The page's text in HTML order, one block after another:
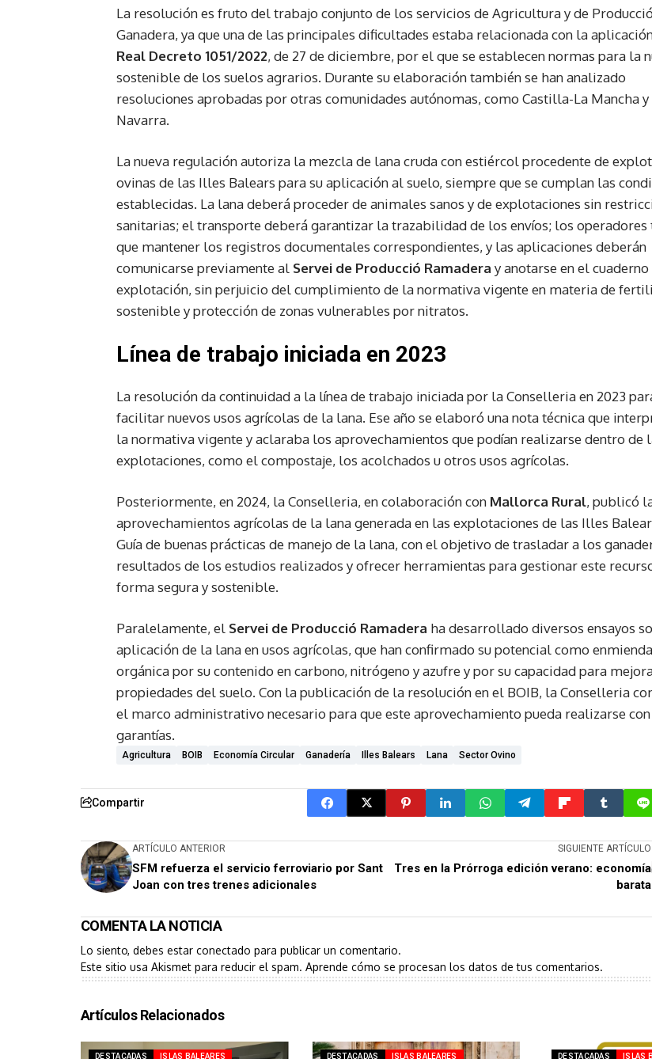
La resolución es fruto del trabajo conjunto de los servicios de Agricultura y de
Ganadera, ya que una de las principales dificultades estaba relacionada con la
Real Decreto 1051/2022, de 27 de diciembre, por el que se establecen normas para la
sostenible de los suelos agrarios. Durante su elaboración también se han analizado
resoluciones aprobadas por otras comunidades autónomas, como Castilla-La Mancha y
Navarra.
La nueva regulación autoriza la mezcla de lana cruda con estiércol procedente de
ovinas de las Illes Balears para su aplicación al suelo, siempre que se cumplan las
establecidas. La lana deberá proceder de animales sanos y de explotaciones sin
sanitarias; el transporte deberá garantizar la trazabilidad de los envíos; los operadores
que mantener los registros documentales correspondientes, y las aplicaciones deberán
comunicarse previamente al Servei de Producció Ramadera y anotarse en el cuaderno
explotación, sin perjuicio del cumplimiento de la normativa vigente en materia de
sostenible y protección de zonas vulnerables por nitratos.
Línea de trabajo iniciada en 2023
La resolución da continuidad a la línea de trabajo iniciada por la Conselleria en 2023
facilitar nuevos usos agrícolas de la lana. Ese año se elaboró una nota técnica que
la normativa vigente y aclaraba los aprovechamientos que podían realizarse dentro de
explotaciones, como el compostaje, los acolchados u otros usos agrícolas.
Posteriormente, en 2024, la Conselleria, en colaboración con Mallorca Rural, publicó
aprovechamientos agrícolas de la lana generada en las explotaciones de las Illes
Guía de buenas prácticas de manejo de la lana, con el objetivo de trasladar a los
resultados de los estudios realizados y ofrecer herramientas para gestionar este
forma segura y sostenible.
Paralelamente, el Servei de Producció Ramadera ha desarrollado diversos ensayos
aplicación de la lana en usos agrícolas, que han confirmado su potencial como enmienda
orgánica por su contenido en carbono, nitrógeno y azufre y por su capacidad para
propiedades del suelo. Con la publicación de la resolución en el BOIB, la Conselleria
el marco administrativo necesario para que este aprovechamiento pueda realizarse con
garantías.
Agricultura BOIB Economía Circular Ganadería Illes Balears Lana Sector Ovino
Compartir
ARTÍCULO ANTERIOR
SFM refuerza el servicio ferroviario por Sant
Joan con tres trenes adicionales
SIGUIENTE ARTÍCULO
Tres en la Prórroga edición verano: economía
barata
COMENTA LA NOTICIA
Lo siento, debes estar conectado para publicar un comentario.
Este sitio usa Akismet para reducir el spam. Aprende cómo se procesan los datos de tus comentarios.
Artículos Relacionados
DESTACADAS ISLAS BALEARES DESTACADAS ISLAS BALEARES DESTACADAS ISLAS